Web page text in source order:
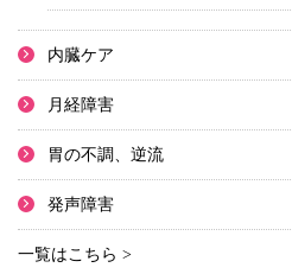
内臓ケア
月経障害
胃の不調、逆流
発声障害
一覧はこちら >